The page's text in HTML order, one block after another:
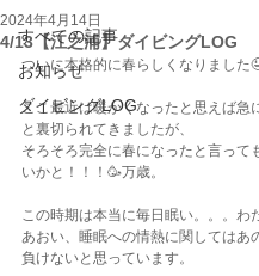
すべての記事
お知らせ
ダイビングLOG
4/13【江之浦】ダイビングLOG
2024年4月14日
ついに本格的に春らしくなりました
ここ最近は暖かくなったと思えば急
と裏切られてきましたが、
そろそろ完全に春になったと言って
いかと！！！🥳万歳。
この時期は本当に毎日眠い。。。わ
あおい、睡眠への情熱に関してはあ
負けないと思っています。